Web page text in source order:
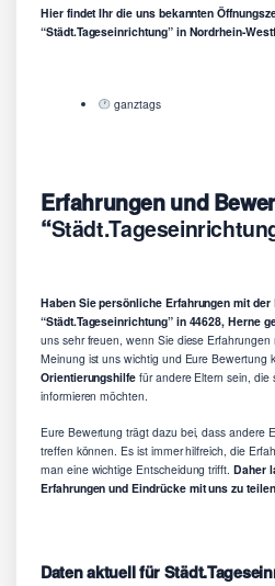
Hier findet Ihr die uns bekannten
“Städt.Tageseinrichtung” in Nordrhein-
ganztags
Erfahrungen und
“
Haben Sie persönliche Erfahrungen mit der
“Städt.Tageseinrichtung” in 44628, Herne
uns sehr freuen, wenn Sie diese
Meinung ist uns wichtig und Eure Bewertung
Orientierungshilfe für andere Eltern sein, die
informieren möchten.
Eure Bewertung trägt dazu bei, dass andere
treffen können. Es ist immer hilfreich, die
man eine wichtige Entscheidung trifft. Daher
Erfahrungen und Eindrücke mit uns zu
Daten aktuell für